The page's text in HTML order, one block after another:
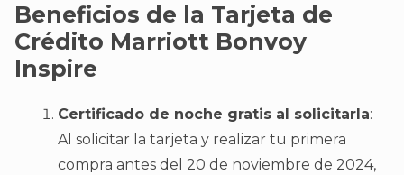
Beneficios de la Tarjeta de
Crédito Marriott Bonvoy
Inspire
Certificado de noche gratis al solicitarla:
Al solicitar la tarjeta y realizar tu primera
compra antes del 20 de noviembre de 2024,